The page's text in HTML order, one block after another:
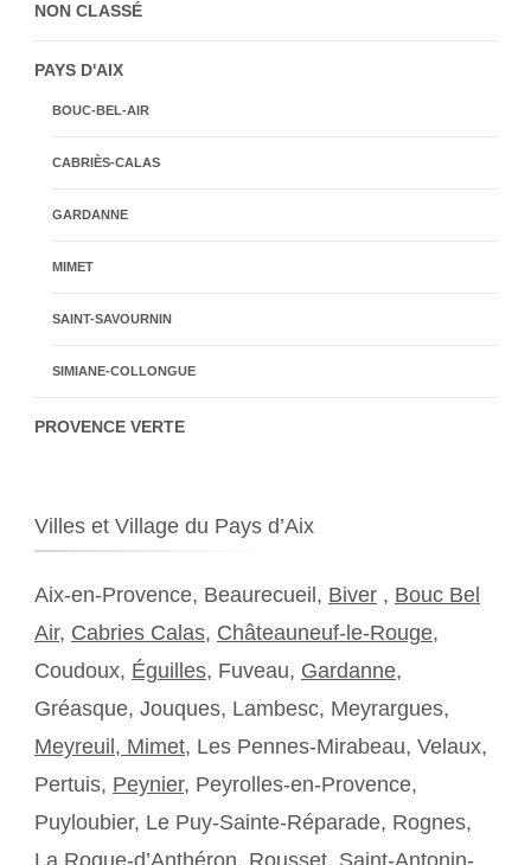
NON CLASSÉ
PAYS D'AIX
BOUC-BEL-AIR
CABRIÈS-CALAS
GARDANNE
MIMET
SAINT-SAVOURNIN
SIMIANE-COLLONGUE
PROVENCE VERTE
Villes et Village du Pays d’Aix
Aix-en-Provence, Beaurecueil, Biver , Bouc Bel
Air, Cabries Calas, Châteauneuf-le-Rouge,
Coudoux, Éguilles, Fuveau, Gardanne,
Gréasque, Jouques, Lambesc, Meyrargues,
Meyreuil, Mimet, Les Pennes-Mirabeau, Velaux,
Pertuis, Peynier, Peyrolles-en-Provence,
Puyloubier, Le Puy-Sainte-Réparade, Rognes,